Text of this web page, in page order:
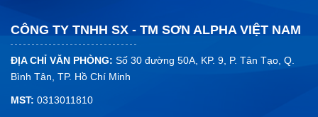
CÔNG TY TNHH SX - TM SƠN ALPHA VIỆT NAM
ĐỊA CHỈ VĂN PHÒNG: Số 30 đường 50A, KP. 9, P. Tân Tạo, Q.
Bình Tân, TP. Hồ Chí Minh
MST: 0313011810